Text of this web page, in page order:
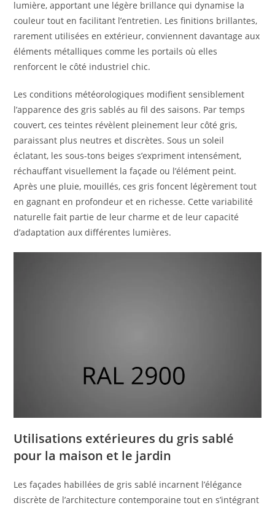
lumière, apportant une légère brillance qui dynamise la
couleur tout en facilitant l’entretien. Les finitions brillantes,
rarement utilisées en extérieur, conviennent davantage aux
éléments métalliques comme les portails où elles
renforcent le côté industriel chic.
Les conditions météorologiques modifient sensiblement
l’apparence des gris sablés au fil des saisons. Par temps
couvert, ces teintes révèlent pleinement leur côté gris,
paraissant plus neutres et discrètes. Sous un soleil
éclatant, les sous-tons beiges s’expriment intensément,
réchauffant visuellement la façade ou l’élément peint.
Après une pluie, mouillés, ces gris foncent légèrement tout
en gagnant en profondeur et en richesse. Cette variabilité
naturelle fait partie de leur charme et de leur capacité
d’adaptation aux différentes lumières.
Utilisations extérieures du gris sablé
pour la maison et le jardin
Les façades habillées de gris sablé incarnent l’élégance
discrète de l’architecture contemporaine tout en s’intégrant